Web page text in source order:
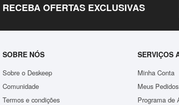
RECEBA OFERTAS EXCLUSIVAS
SOBRE NÓS
Sobre o Deskeep
Comunidade
Termos e condições
SERVIÇOS
Minha Conta
Meus Pedidos
Programa de